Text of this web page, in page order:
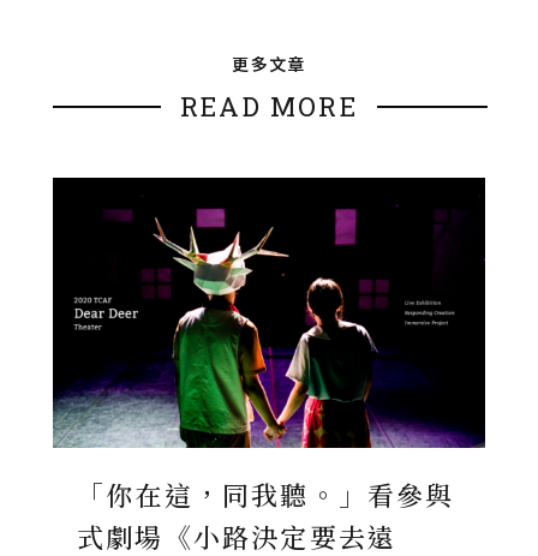
更多文章
READ MORE
「你在這，同我聽。」看參與
式劇場《小路決定要去遠